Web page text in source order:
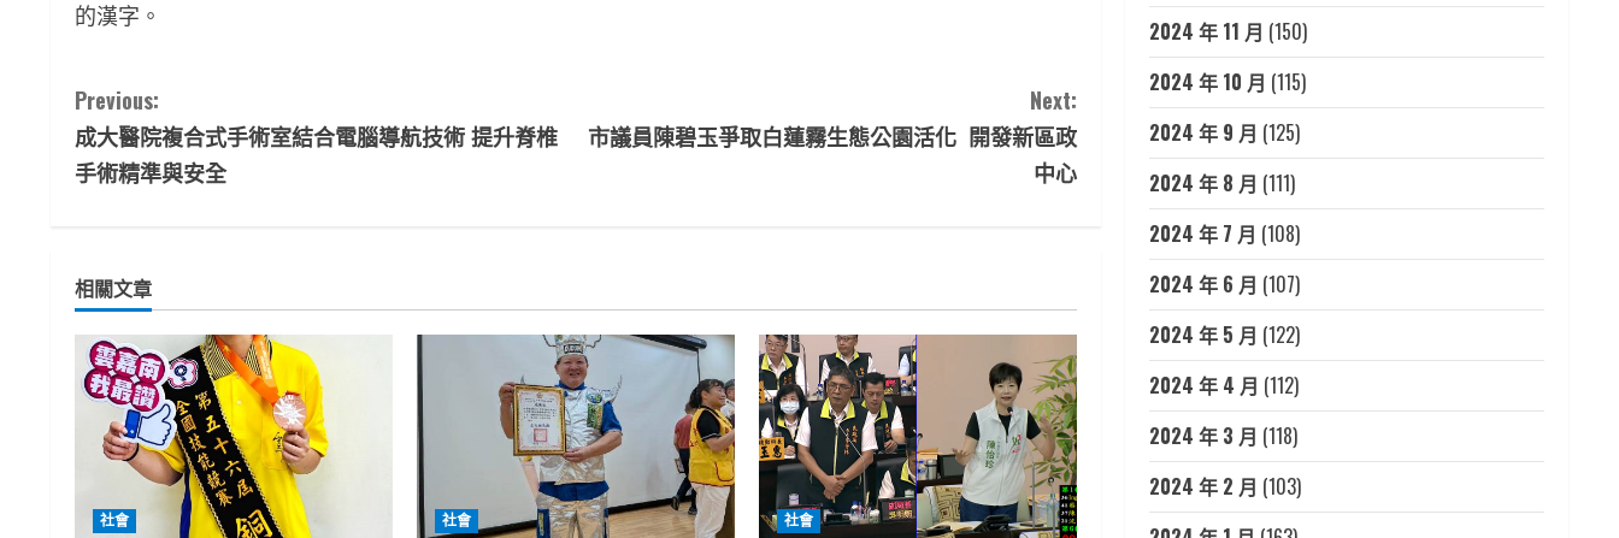
的漢字。
C
o
i
n
u
R
Previous:
成大醫院複合式手術室結合電腦導航技術 提升脊椎
手術精準與安全
Next:
市議員陳碧玉爭取白蓮霧生態公園活化 開發新區政
中心
相關文章
社會 社會 社會
2024 年 11 月 (150)
2024 年 10 月 (115)
2024 年 9 月 (125)
2024 年 8 月 (111)
2024 年 7 月 (108)
2024 年 6 月 (107)
2024 年 5 月 (122)
2024 年 4 月 (112)
2024 年 3 月 (118)
2024 年 2 月 (103)